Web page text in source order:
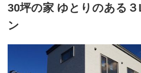
30坪の家 ゆとりのある
ン